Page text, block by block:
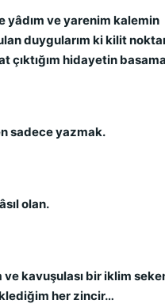
yâdım ve yarenim kalemin
duygularım ki kilit
çıktığım hidayetin
sadece yazmak.
olan.
ve kavuşulası bir iklim
her zincir…